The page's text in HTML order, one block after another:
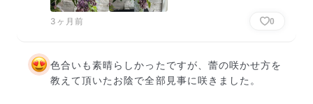
3ヶ月前 0
色合いも素晴らしかったですが、蕾の咲かせ方を
教えて頂いたお陰で全部見事に咲きました。